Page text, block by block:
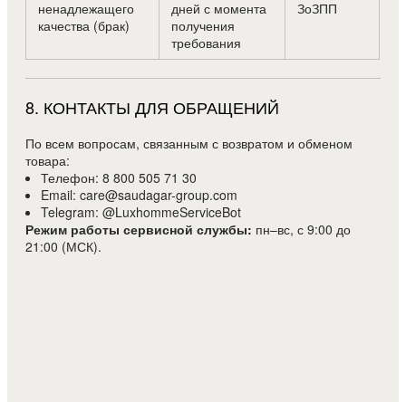
ненадлежащего
качества (брак)
дней с момента
получения
требования
ЗоЗПП
8. КОНТАКТЫ ДЛЯ ОБРАЩЕНИЙ
По всем вопросам, связанным с возвратом и обменом
товара:
Телефон: 8 800 505 71 30
Email: care@saudagar-group.com
Telegram: @LuxhommeServiceBot
Режим работы сервисной службы: пн–вс, с 9:00 до
21:00 (МСК).